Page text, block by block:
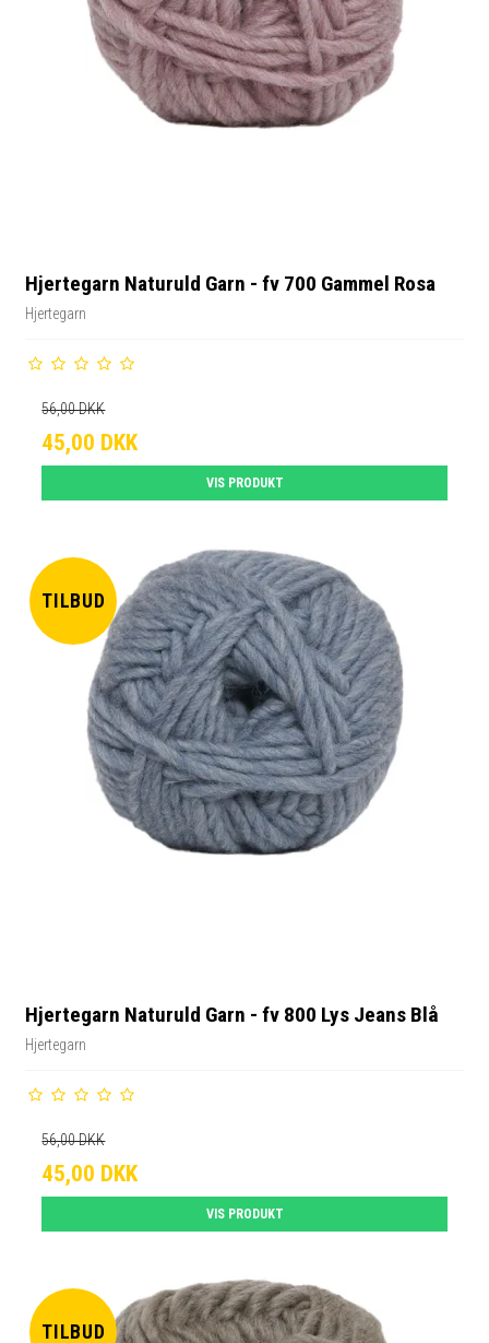
Hjertegarn Naturuld Garn - fv 700 Gammel Rosa
Hjertegarn
56,00 DKK
45,00 DKK
VIS PRODUKT
TILBUD
Hjertegarn Naturuld Garn - fv 800 Lys Jeans Blå
Hjertegarn
56,00 DKK
45,00 DKK
VIS PRODUKT
TILBUD